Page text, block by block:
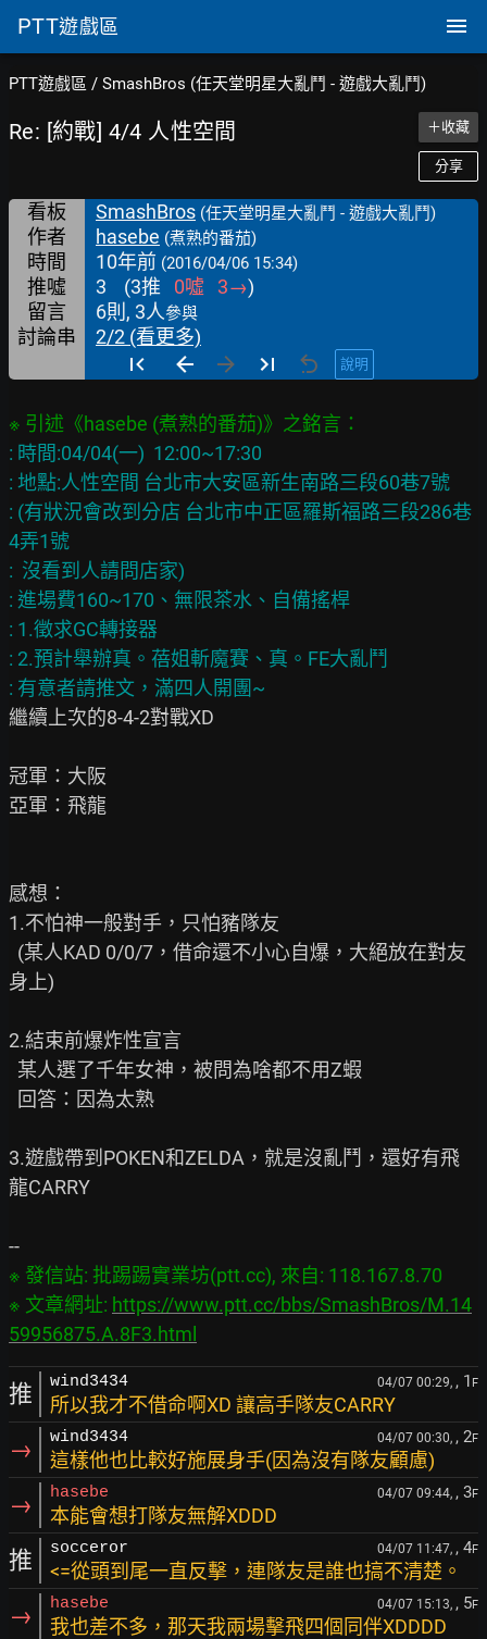
PTT遊戲區
PTT遊戲區 / SmashBros (任天堂明星大亂鬥 - 遊戲大亂鬥)
Re: [約戰] 4/4 人性空間 ＋收藏
分享
看板 SmashBros (任天堂明星大亂鬥 - 遊戲大亂鬥)
作者 hasebe (煮熟的番茄)
時間 10年前 (2016/04/06 15:34)
推噓 3 (3推 0噓 3→)
留言
6則, 3人參與
討論串 2/2 (看更多)
說明
: 時間:04/04(一)  12:00~17:30
: 地點:人性空間 台北市大安區新生南路三段60巷7號
: (有狀況會改到分店 台北市中正區羅斯福路三段286巷
4弄1號
:  沒看到人請問店家)
: 進場費160~170、無限茶水、自備搖桿
: 1.徵求GC轉接器
: 2.預計舉辦真。蓓姐斬魔賽、真。FE大亂鬥
繼續上次的8-4-2對戰XD
冠軍：大阪
亞軍：飛龍
感想：
1.不怕神一般對手，只怕豬隊友
身上)
2.結束前爆炸性宣言
3.遊戲帶到POKEN和ZELDA，就是沒亂鬥，還好有飛
龍CARRY
※ 發信站: 批踢踢實業坊(ptt.cc), 來自: 118.167.8.70
※ 文章網址: https://www.ptt.cc/bbs/SmashBros/M.14
59956875.A.8F3.html
推 wind3434 04/07 00:29, , 1 F
所以我才不借命啊XD 讓高手隊友CARRY
→ wind3434 04/07 00:30, , 2F
這樣他也比較好施展身手(因為沒有隊友顧慮)
→ hasebe 04/07 09:44, , 3F
本能會想打隊友無解XDDD
推 socceror 04/07 11:47, , 4F
<=從頭到尾一直反擊，連隊友是誰也搞不清楚。
→ hasebe 04/07 15:13, , 5F
我也差不多，那天我兩場擊飛四個同伴XDDDD